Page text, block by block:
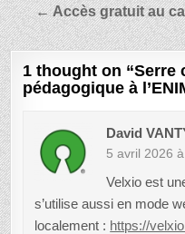
← Accès gratuit au
1 thought on “Serre
pédagogique à
David
5 avril 2026
Velxio est
s’utilise aussi en mode
localement : https://